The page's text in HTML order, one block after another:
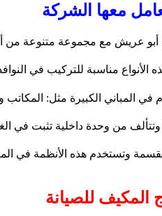
معها الشركة
عريش مع مجموعة متنوعة من
الأنواع مناسبة للتركيب في
في المباني الكبيرة مثل: المكاتب
وتتألف من وحدة داخلية تثبت
وتستخدم هذه الأنظمة في
المكيف للصيانة